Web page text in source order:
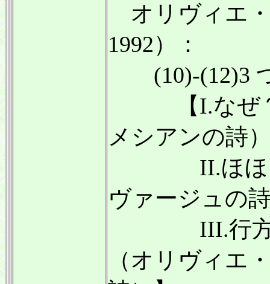
オリヴィエ
1992）：
(10)-(12)3
【I.なぜ？
メシアンの詩
II.ほほえ
ヴァージュの
III.行方不
（オリヴィエ